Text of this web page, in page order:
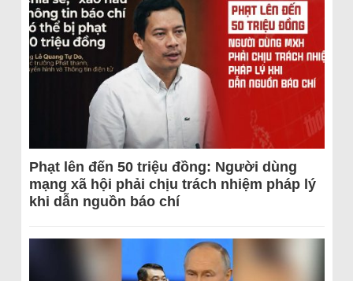
Phạt lên đến 50 triệu đồng: Người dùng
mạng xã hội phải chịu trách nhiệm pháp lý
khi dẫn nguồn báo chí